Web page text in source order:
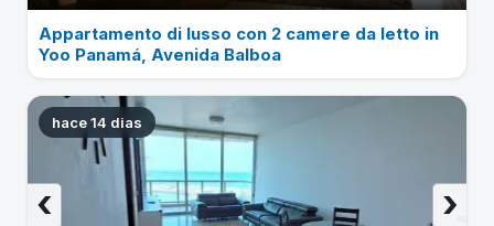
Appartamento di lusso con 2 camere da letto in
Yoo Panamá, Avenida Balboa
hace 14 dias
›
‹